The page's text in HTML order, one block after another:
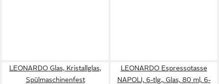
LEONARDO Glas, Kristallglas,
Spülmaschinenfest
LEONARDO Espressotasse
NAPOLI, 6-tlg., Glas, 80 ml, 6-